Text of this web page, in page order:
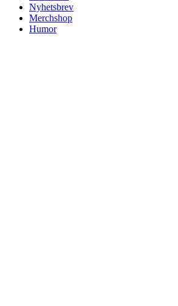
Nyhetsbrev
Merchshop
Humor